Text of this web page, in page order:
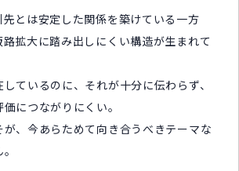
とは安定した関係を築けている一方
拡大に踏み出しにくい構造が生まれて
ているのに、それが十分に伝わらず、
につながりにくい。
が、今あらためて向き合うべきテーマな